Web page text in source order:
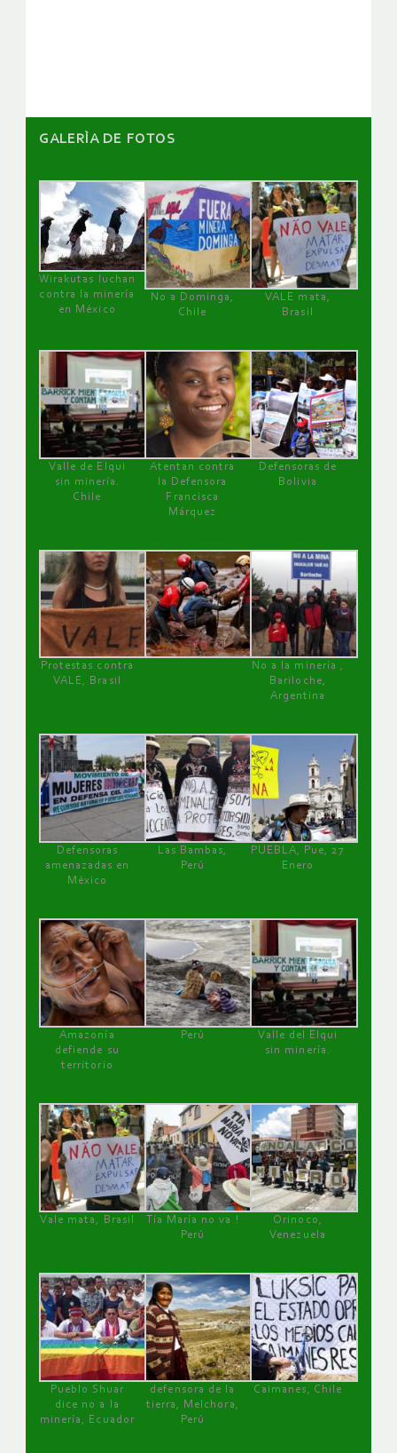
GALERÌA DE FOTOS
Wirakutas luchan
contra la minería
en México
No a Dominga,
Chile
VALE mata,
Brasil
Valle de Elqui
sin minería.
Chile
Atentan contra
la Defensora
Francisca
Márquez
Defensoras de
Bolivia
Protestas contra
VALE, Brasil
No a la minería ,
Bariloche,
Argentina
Defensoras
amenazadas en
México
Las Bambas,
Perú
PUEBLA, Pue, 27
Enero
Amazonía
defiende su
territorio
Perú
Valle del Elqui
sin minería.
Vale mata, Brasil
Tía María no va !
Perú
Orinoco,
Venezuela
Pueblo Shuar
dice no a la
minería, Ecuador
defensora de la
tierra, Melchora,
Perú
Caimanes, Chile